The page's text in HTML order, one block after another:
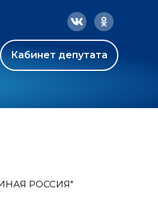
Кабинет депутата
РОССИЯ"